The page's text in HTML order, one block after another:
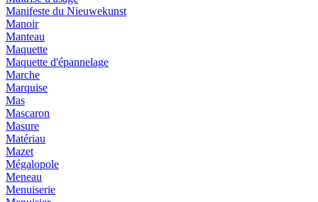
Manifeste du Nieuwekunst
Manoir
Manteau
Maquette
Maquette d'épannelage
Marche
Marquise
Mas
Mascaron
Masure
Matériau
Mazet
Mégalopole
Meneau
Menuiserie